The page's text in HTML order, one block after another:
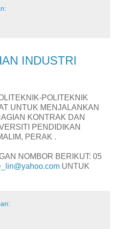
INDUSTRI
POLITEKNIK
UNTUK MENJALANKAN
KONTRAK DAN
PENDIDIKAN
PERAK .
NOMBOR BERIKUT: 05
UNTUK